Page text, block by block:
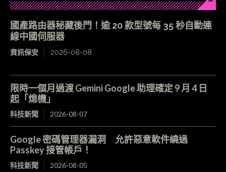
國產路由器秘藏後門！逾 20 款型號每 35 秒自動連
線中國伺服器
資訊保安 2026-08-08
限時一個月過渡 Gemini Google 助理確定 9 月 4 日
起「熄機」
科技新聞 2026-08-07
Google 密碼管理器漏洞 允許惡意軟件繞過
Passkey 接管帳戶！
科技新聞 2026-08-05